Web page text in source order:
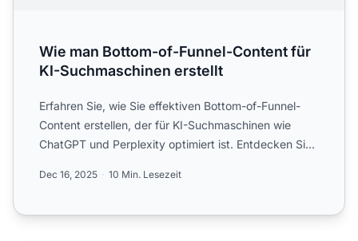
Wie man Bottom-of-Funnel-Content für
KI-Suchmaschinen erstellt
Erfahren Sie, wie Sie effektiven Bottom-of-Funnel-
Content erstellen, der für KI-Suchmaschinen wie
ChatGPT und Perplexity optimiert ist. Entdecken Sie
Dec 16, 2025 10 Min. Lesezeit